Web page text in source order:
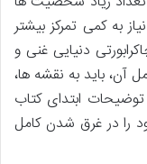
به کمی تمرکز بیشتر
دنیایی غنی و
آن، باید به نقشه ها،
ابتدای کتاب
را در غرق شدن کامل